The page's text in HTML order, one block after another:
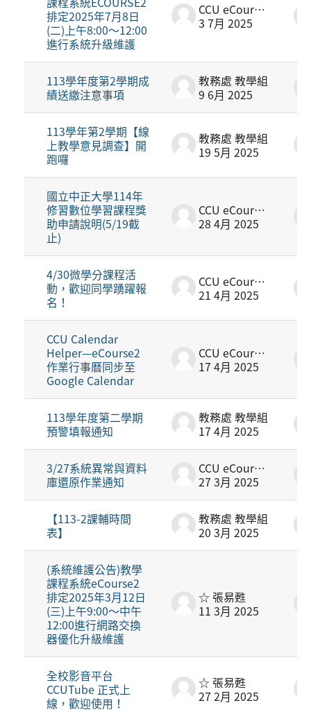
排定2025年7月8日
(二)上午8:00～12:00
進行系統升級維護
CCU eCourse2
3 7月 2025
113學年度第2學期成
績送繳注意事項
教務處 教學組
9 6月 2025
113學年第2學期【線
上教學意見調查】開
跑囉
教務處 教學組
19 5月 2025
國立中正大學114年
修習數位學習課程獎
助申請說明(5/19截
止)
CCU eCourse2
28 4月 2025
4/30微學分課程活
動，歡迎同學踴躍報
名！
CCU eCourse2
21 4月 2025
CCU Calendar
Helper—eCourse2
作業行事曆同步至
Google Calendar
CCU eCourse2
17 4月 2025
113學年度第二學期
預警填報通知
教務處 教學組
17 4月 2025
3/27系統異常與資料
庫還原作業通知
CCU eCourse2
27 3月 2025
【113-2課輔時間
表】
教務處 教學組
20 3月 2025
(系統維護公告)教學
課程系統eCourse2
排定2025年3月12日
(三)上午9:00～中午
12:00進行網路交換
器優化升級維護
☆ 張易甦
11 3月 2025
全校影音平台
CCUTube 正式上
線，歡迎使用！
☆ 張易甦
27 2月 2025